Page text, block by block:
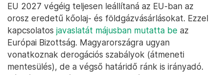
EU 2027 végéig teljesen leállítaná az EU-ban az
orosz eredetű kőolaj- és földgázvásárlásokat. Ezzel
kapcsolatos javaslatát májusban mutatta be az
Európai Bizottság. Magyarországra ugyan
vonatkoznak derogációs szabályok (átmeneti
mentesülés), de a végső határidő ránk is irányadó.